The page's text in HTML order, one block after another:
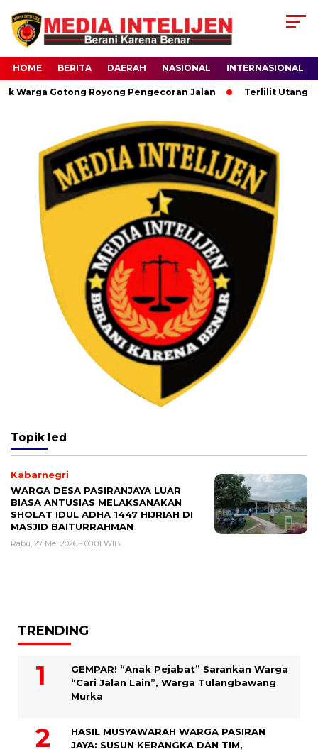
HOME BERITA DAERAH NASIONAL INTERNASIONAL
Gotong Royong Pengecoran Jalan Terlilit Utang
Topik Ied
Kabarnegri
WARGA DESA PASIRANJAYA LUAR
BIASA ANTUSIAS MELAKSANAKAN
SHOLAT IDUL ADHA 1447 HIJRIAH DI
MASJID BAITURRAHMAN
Rabu, 27 Mei 2026 - 00:01 WIB
TRENDING
GEMPAR! “Anak Pejabat” Sarankan Warga
“Cari Jalan Lain”, Warga Tulangbawang
Murka
HASIL MUSYAWARAH WARGA PASIRAN
JAYA: SUSUN KERANGKA DAN TIM,